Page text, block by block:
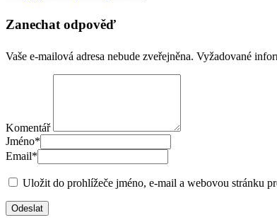
Zanechat odpověď
Vaše e-mailová adresa nebude zveřejněna. Vyžadované
Komentář
Jméno*
Email*
Uložit do prohlížeče jméno, e-mail a webovou stránku